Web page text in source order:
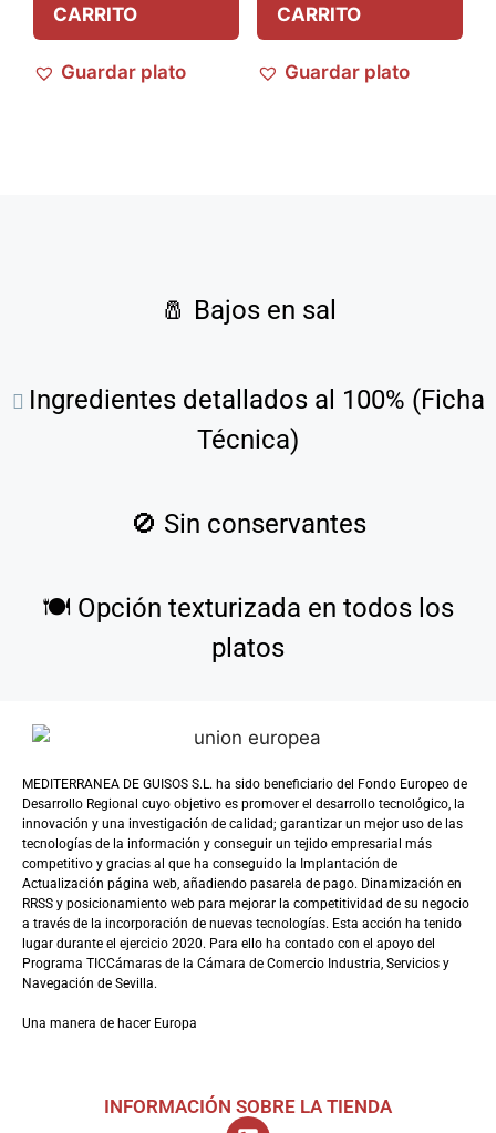
CARRITO
Guardar plato
CARRITO
Guardar plato
🧂 Bajos en sal
Ingredientes detallados al 100% (Ficha
Técnica)
🚫 Sin conservantes
🍽️ Opción texturizada en todos los
platos
MEDITERRANEA DE GUISOS S.L. ha sido beneficiario del Fondo Europeo de
Desarrollo Regional cuyo objetivo es promover el desarrollo tecnológico, la
innovación y una investigación de calidad; garantizar un mejor uso de las
tecnologías de la información y conseguir un tejido empresarial más
competitivo y gracias al que ha conseguido la Implantación de
Actualización página web, añadiendo pasarela de pago. Dinamización en
RRSS y posicionamiento web para mejorar la competitividad de su negocio
a través de la incorporación de nuevas tecnologías. Esta acción ha tenido
lugar durante el ejercicio 2020. Para ello ha contado con el apoyo del
Programa TICCámaras de la Cámara de Comercio Industria, Servicios y
Navegación de Sevilla.
Una manera de hacer Europa
INFORMACIÓN SOBRE LA TIENDA